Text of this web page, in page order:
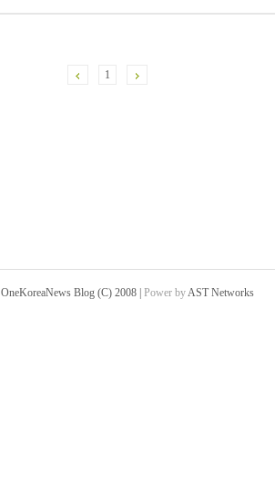
1
OneKoreaNews Blog (C) 2008 | Power byAST Networks